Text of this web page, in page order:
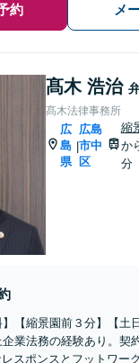
約 メ
髙木 浩治
髙木法律事務所
広
島
県
|
広島
市中
区
縮
か
分
】【縮景園前３分】【土
業法務の経験あり。契
スポンスとフットワー